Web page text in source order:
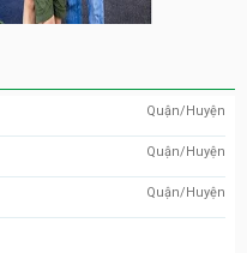
Quận/Huyện
Quận/Huyện
Quận/Huyện